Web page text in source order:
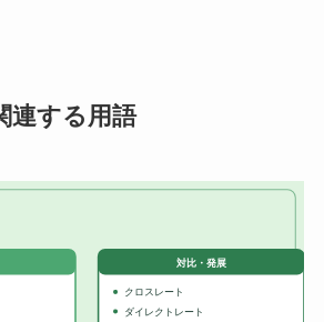
連する用語
対比・発展
クロスレート
ダイレクトレート